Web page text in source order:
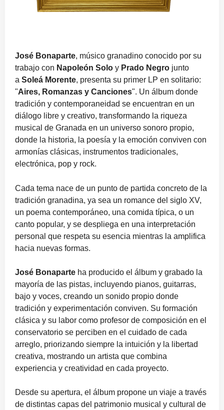
José Bonaparte, músico granadino conocido por su
trabajo con Napoleón Solo y Prado Negro junto
a Soleá Morente, presenta su primer LP en solitario:
"Aires, Romanzas y Canciones". Un álbum donde
tradición y contemporaneidad se encuentran en un
diálogo libre y creativo, transformando la riqueza
musical de Granada en un universo sonoro propio,
donde la historia, la poesía y la emoción conviven con
armonías clásicas, instrumentos tradicionales,
electrónica, pop y rock.
Cada tema nace de un punto de partida concreto de la
tradición granadina, ya sea un romance del siglo XV,
un poema contemporáneo, una comida típica, o un
canto popular, y se despliega en una interpretación
personal que respeta su esencia mientras la amplifica
hacia nuevas formas.
José Bonaparte ha producido el álbum y grabado la
mayoría de las pistas, incluyendo pianos, guitarras,
bajo y voces, creando un sonido propio donde
tradición y experimentación conviven. Su formación
clásica y su labor como profesor de composición en el
conservatorio se perciben en el cuidado de cada
arreglo, priorizando siempre la intuición y la libertad
creativa, mostrando un artista que combina
experiencia y creatividad en cada proyecto.
Desde su apertura, el álbum propone un viaje a través
de distintas capas del patrimonio musical y cultural de